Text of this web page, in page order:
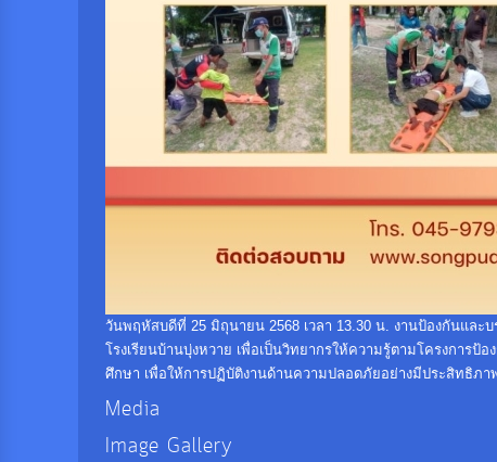
วันพฤหัสบดีที่ 25 มิถุนายน 2568 เวลา 13.30 น. งานป้องกันและ
โรงเรียนบ้านบุ่งหวาย เพื่อเป็นวิทยากรให้ความรู้ตามโครงกา
ศึกษา เพื่อให้การปฏิบัติงานด้านความปลอดภัยอย่างมีประสิทธิภ
Media
Image Gallery